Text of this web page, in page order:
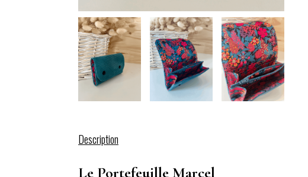
Description
Le Portefeuille Marcel